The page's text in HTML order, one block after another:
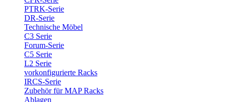
PTRK-Serie
DR-Serie
Technische Möbel
C3 Serie
Forum-Serie
C5 Serie
L2 Serie
vorkonfigurierte Racks
IRCS-Serie
Zubehör für MAP Racks
Ablagen